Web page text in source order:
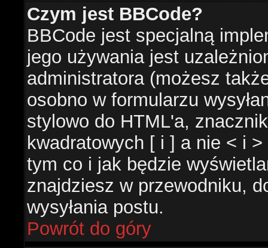
Czym jest BBCode?
BBCode jest specjalną
jego używania jest
administratora (możesz
osobno w formularzu
stylowo do HTML'a,
kwadratowych [ i ] a nie < i
tym co i jak będzie
znajdziesz w przewodniku,
wysyłania postu.
Powrót do góry